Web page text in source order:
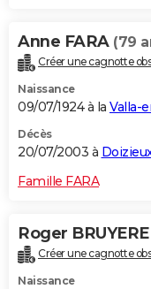
Anne FARA (79
Créer une cagnotte
Naissance
09/07/1924 à la Valla-
Décès
20/07/2003 à
Famille FARA
Roger BRUYERE
Créer une cagnotte
Naissance